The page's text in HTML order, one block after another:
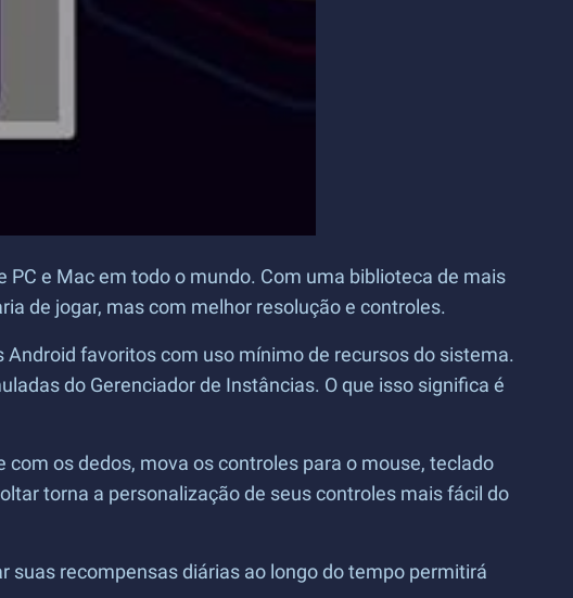
e Mac em todo o mundo. Com uma biblioteca de mais
de jogar, mas com melhor resolução e controles.
favoritos com uso mínimo de recursos do sistema.
do Gerenciador de Instâncias. O que isso significa é
os dedos, mova os controles para o mouse, teclado
torna a personalização de seus controles mais fácil do
suas recompensas diárias ao longo do tempo permitirá